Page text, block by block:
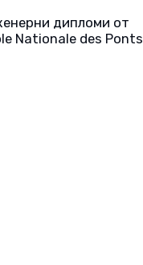
дипломи от
Nationale des Ponts